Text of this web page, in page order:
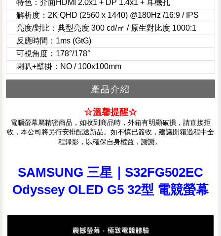
特色：介面HDMI 2.0x1 + DP 1.4x1 + 耳機孔
解析度：2K QHD (2560 x 1440) @180Hz /16:9 / IPS
亮度/對比：典型亮度 300 cd/㎡ / 原生對比度 1000:1
反應時間：1ms (GtG)
可視角度：178°/178°
喇叭+壁掛：NO / 100x100mm
產品介紹
☆溫馨提醒☆
電腦螢幕屬精密商品，如收到商品時，外箱有明顯破損，請直接拒
收，本公司將另行安排配送新品。如不慎已簽收，建議開箱過程中全
程錄影，以確保自身權益，謝謝。
SAMSUNG 三星｜S32FG502EC
Odyssey OLED G5 32型 電競螢幕